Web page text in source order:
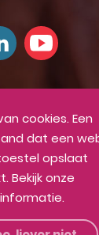
van alle
nieuwsbrief
cookies. Een
dat een
opslaat
Bekijk onze